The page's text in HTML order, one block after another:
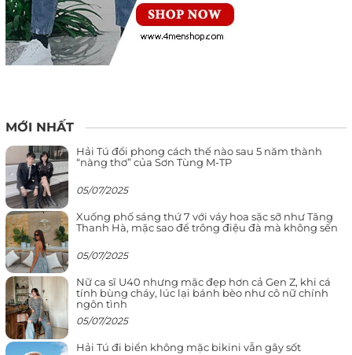
MỚI NHẤT
Hải Tú đổi phong cách thế nào sau 5 năm thành
“nàng thơ” của Sơn Tùng M-TP
05/07/2025
Xuống phố sáng thứ 7 với váy hoa sặc sỡ như Tăng
Thanh Hà, mặc sao để trông điệu đà mà không sến
05/07/2025
Nữ ca sĩ U40 nhưng mặc đẹp hơn cả Gen Z, khi cá
tính bùng cháy, lúc lại bánh bèo như cô nữ chính
ngôn tình
05/07/2025
Hải Tú đi biển không mặc bikini vẫn gây sốt